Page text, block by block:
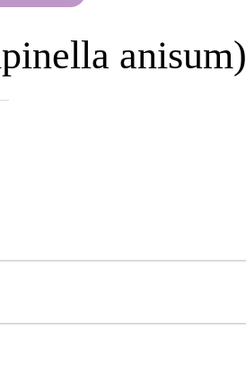
anisum)